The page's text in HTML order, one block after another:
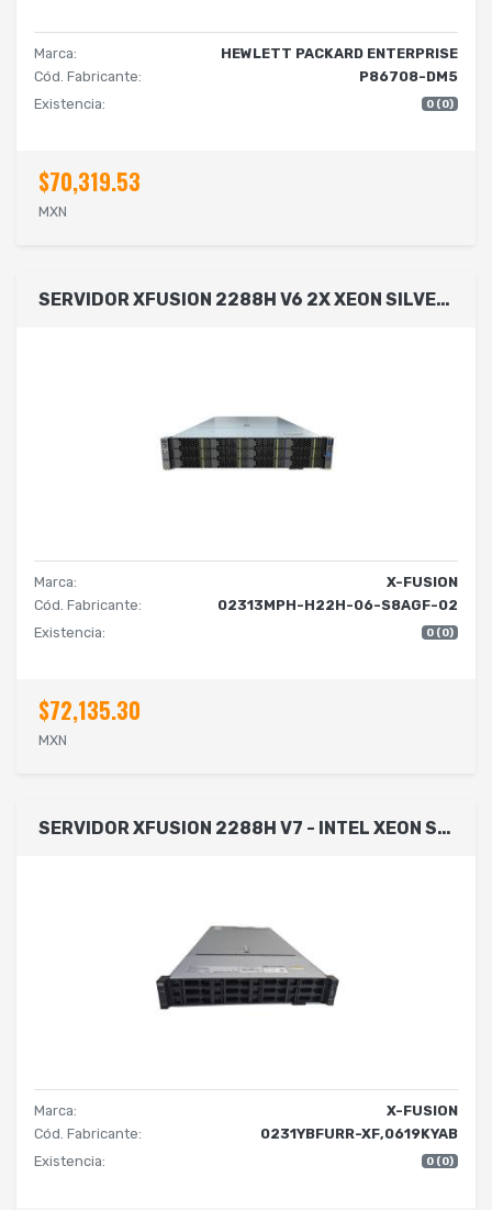
Marca:
HEWLETT PACKARD ENTERPRISE
Cód. Fabricante:
P86708-DM5
Existencia:
0 (0)
$70,319.53
MXN
SERVIDOR XFUSION 2288H V6 2X XEON SILVER 4314 16C 2.4GHZ /RAM 4X32GB 3200MHZ /SSD 2X480GB 2.5 SATA /RAID XR-450 2GB CACHE SUPER CAP /RED 2 PORTS 1GB RJ45/ PS 2X900W / IBMC
Marca:
X-FUSION
Cód. Fabricante:
02313MPH-H22H-06-S8AGF-02
Existencia:
0 (0)
$72,135.30
MXN
SERVIDOR XFUSION 2288H V7 - INTEL XEON SILVER 4510, 64GB DDR5, MAX 240TB, INCLUYE TARJETA DE RED DUAL, TARJETA RAID, 3.5, SAS/SATA, 2U - NO SISTEMA OPERATIVO INSTALADO
Marca:
X-FUSION
Cód. Fabricante:
0231YBFURR-XF,0619KYAB
Existencia:
0 (0)